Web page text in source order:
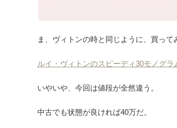
ま、ヴィトンの時と同じように、買って
ルイ・ヴィトンのスピーディ30モノグ
いやいや、今回は値段が全然違う。
中古でも状態が良ければ40万だ。